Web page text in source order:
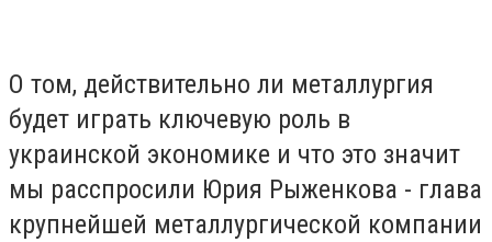
О том, действительно ли металлургия
будет играть ключевую роль в
украинской экономике и что это значит
мы расспросили Юрия Рыженкова - глава
крупнейшей металлургической компании